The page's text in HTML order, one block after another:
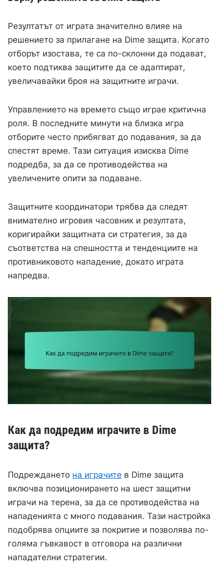
Резултатът от играта значително влияе на
решението за прилагане на Dime защита. Когато
отборът изостава, те са по-склонни да подават,
което подтиква защитите да се адаптират,
увеличавайки броя на защитните играчи.
Управлението на времето също играе критична
роля. В последните минути на близка игра
отборите често прибягват до подавания, за да
спестят време. Тази ситуация изисква Dime
подредба, за да се противодейства на
увеличените опити за подаване.
Защитните координатори трябва да следят
внимателно игровия часовник и резултата,
коригирайки защитната си стратегия, за да
съответства на спешността и тенденциите на
противниковото нападение, докато играта
напредва.
Как да подредим играчите в Dime
защита?
Подреждането на играчите в Dime защита
включва позиционирането на шест защитни
играчи на терена, за да се противодейства на
нападенията с много подавания. Тази настройка
подобрява опциите за покритие и позволява по-
голяма гъвкавост в отговора на различни
нападателни стратегии.